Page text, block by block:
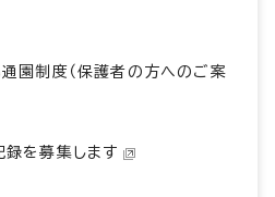
園制度（保護者の方へのご案
を募集します